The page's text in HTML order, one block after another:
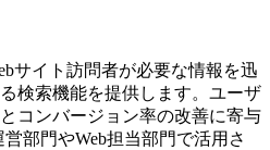
サイト訪問者が必要な情報を迅
検索機能を提供します。ユーザ
コンバージョン率の改善に寄与
部門やWeb担当部門で活用さ